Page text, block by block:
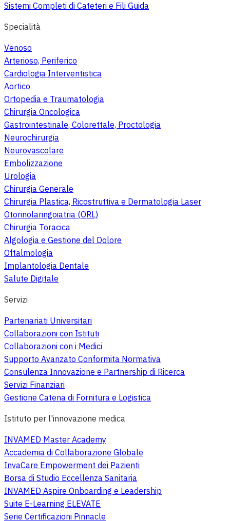
Sistemi Completi di Cateteri e Fili Guida
Specialità
Venoso
Arterioso, Periferico
Cardiologia Interventistica
Aortico
Ortopedia e Traumatologia
Chirurgia Oncologica
Gastrointestinale, Colorettale, Proctologia
Neurochirurgia
Neurovascolare
Embolizzazione
Urologia
Chirurgia Generale
Chirurgia Plastica, Ricostruttiva e Dermatologia Laser
Otorinolaringoiatria (ORL)
Chirurgia Toracica
Algologia e Gestione del Dolore
Oftalmologia
Implantologia Dentale
Salute Digitale
Servizi
Partenariati Universitari
Collaborazioni con Istituti
Collaborazioni con i Medici
Supporto Avanzato Conformita Normativa
Consulenza Innovazione e Partnership di Ricerca
Servizi Finanziari
Gestione Catena di Fornitura e Logistica
Istituto per l'innovazione medica
INVAMED Master Academy
Accademia di Collaborazione Globale
InvaCare Empowerment dei Pazienti
Borsa di Studio Eccellenza Sanitaria
INVAMED Aspire Onboarding e Leadership
Suite E-Learning ELEVATE
Serie Certificazioni Pinnacle